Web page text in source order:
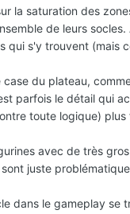
la saturation des
de leurs
qui s'y trouvent
du plateau,
parfois le détail qui
toute logique) plus
avec de très
juste
dans le gameplay se